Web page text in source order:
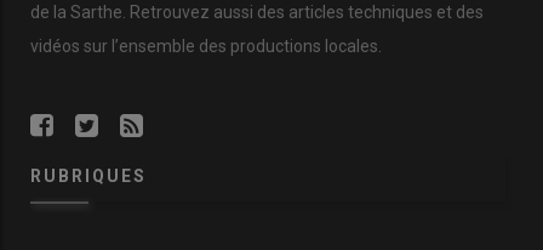
de la Sarthe. Retrouvez aussi des articles techniques et des
vidéos sur l’ensemble des productions locales.
RUBRIQUES